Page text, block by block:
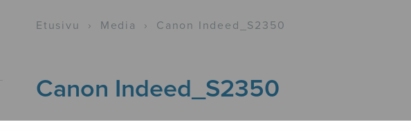
Etusivu › Media › Canon Indeed_S2350
Canon Indeed_S2350